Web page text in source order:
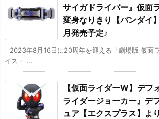
サイガドライバー』仮面
変身なりきり【バンダイ
月発売予定♪
2023年8月16日に20周年を迎える「劇場版 仮面
イス・ ...
【仮面ライダーW】デフ
ライダージョーカー』デ
ュア【エクスプラス】よ